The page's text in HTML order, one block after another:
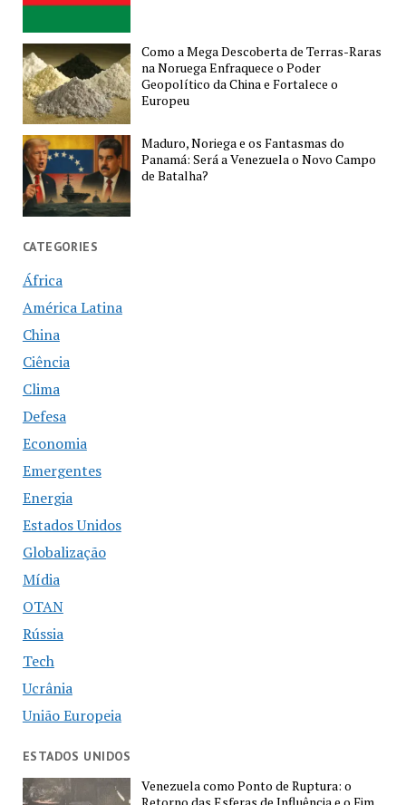
Como a Mega Descoberta de Terras-Raras
na Noruega Enfraquece o Poder
Geopolítico da China e Fortalece o
Europeu
Maduro, Noriega e os Fantasmas do
Panamá: Será a Venezuela o Novo Campo
de Batalha?
CATEGORIES
África
América Latina
China
Ciência
Clima
Defesa
Economia
Emergentes
Energia
Estados Unidos
Globalização
Mídia
OTAN
Rússia
Tech
Ucrânia
União Europeia
ESTADOS UNIDOS
Venezuela como Ponto de Ruptura: o